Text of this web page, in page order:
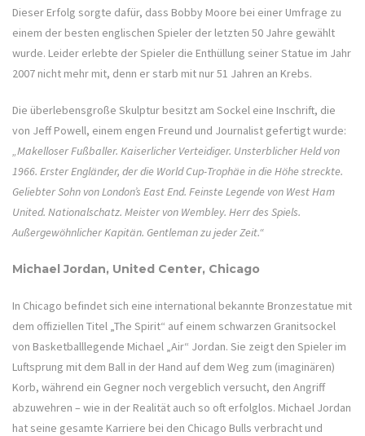
Dieser Erfolg sorgte dafür, dass Bobby Moore bei einer Umfrage zu
einem der besten englischen Spieler der letzten 50 Jahre gewählt
wurde. Leider erlebte der Spieler die Enthüllung seiner Statue im Jahr
2007 nicht mehr mit, denn er starb mit nur 51 Jahren an Krebs.
Die überlebensgroße Skulptur besitzt am Sockel eine Inschrift, die
von Jeff Powell, einem engen Freund und Journalist gefertigt wurde:
„Makelloser Fußballer. Kaiserlicher Verteidiger. Unsterblicher Held von
1966. Erster Engländer, der die World Cup-Trophäe in die Höhe streckte.
Geliebter Sohn von London’s East End. Feinste Legende von West Ham
United. Nationalschatz. Meister von Wembley. Herr des Spiels.
Außergewöhnlicher Kapitän. Gentleman zu jeder Zeit.“
Michael Jordan, United Center, Chicago
In Chicago befindet sich eine international bekannte Bronzestatue mit
dem offiziellen Titel „The Spirit“ auf einem schwarzen Granitsockel
von Basketballlegende Michael „Air“ Jordan. Sie zeigt den Spieler im
Luftsprung mit dem Ball in der Hand auf dem Weg zum (imaginären)
Korb, während ein Gegner noch vergeblich versucht, den Angriff
abzuwehren – wie in der Realität auch so oft erfolglos. Michael Jordan
hat seine gesamte Karriere bei den Chicago Bulls verbracht und